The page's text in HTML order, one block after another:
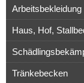
Arbeitsbekleidung
Haus, Hof,
Tränkebecken